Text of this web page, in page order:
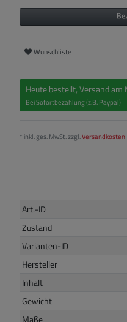
Wunschliste
Heute bestellt, Versand am
Bei Sofortbezahlung (z.B. Paypal)
* inkl. ges. MwSt. zzgl.Versandkosten
Art.-ID
Zustand
Varianten-ID
Hersteller
Inhalt
Gewicht
Maße